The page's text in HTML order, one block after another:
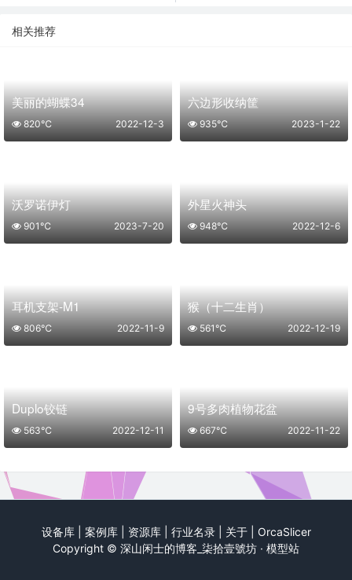
相关推荐
美丽的蝴蝶34
2022-12-3
820℃
六边形收纳筐
2023-1-22
935℃
沃罗诺伊灯
2023-7-20
901℃
外星火神头
2022-12-6
948℃
耳机支架-M1
2022-11-9
806℃
猴（十二生肖）
2022-12-19
561℃
Duplo铰链
2022-12-11
563℃
9号多肉植物花盆
2022-11-22
667℃
设备库| 案例库| 资源库| 行业名录| 关于| OrcaSlicer
Copyright © 深山闲士的博客_柒拾壹號坊 · 模型站